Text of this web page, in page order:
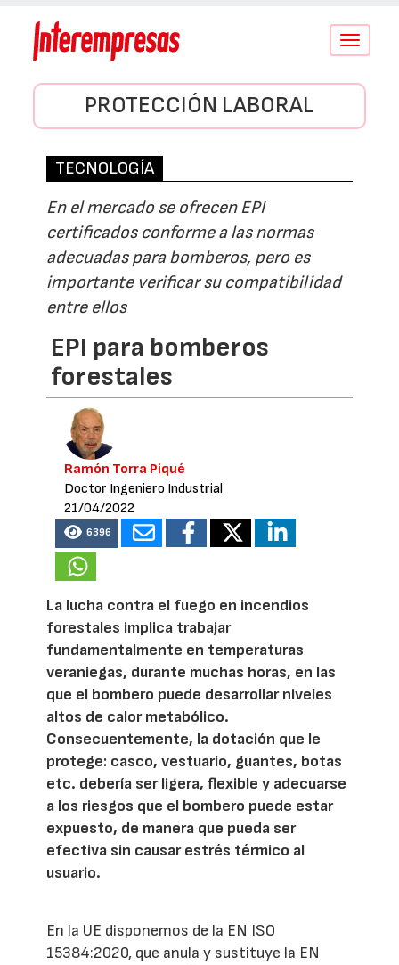
Conmutar
PROTECCIÓN LABORAL
TECNOLOGÍA
En el mercado se ofrecen EPI
certificados conforme a las normas
adecuadas para bomberos, pero es
importante verificar su compatibilidad
entre ellos
EPI para bomberos
forestales
Ramón Torra Piqué
Doctor Ingeniero Industrial
21/04/2022
6396
La lucha contra el fuego en incendios
forestales implica trabajar
fundamentalmente en temperaturas
veraniegas, durante muchas horas, en las
que el bombero puede desarrollar niveles
altos de calor metabólico.
Consecuentemente, la dotación que le
protege: casco, vestuario, guantes, botas
etc. debería ser ligera, flexible y adecuarse
a los riesgos que el bombero puede estar
expuesto, de manera que pueda ser
efectiva sin causar estrés térmico al
usuario.
En la UE disponemos de la EN ISO
15384:2020, que anula y sustituye la EN